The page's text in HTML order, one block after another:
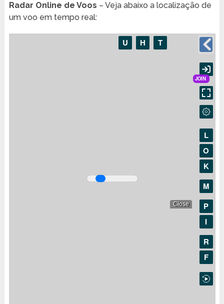
Radar Online de Voos – Veja abaixo a localização de
um voo em tempo real: